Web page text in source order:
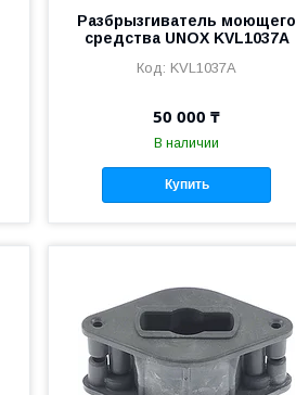
Разбрызгиватель моющего
средства UNOX KVL1037A
KVL1037A
50 000 ₸
В наличии
Купить